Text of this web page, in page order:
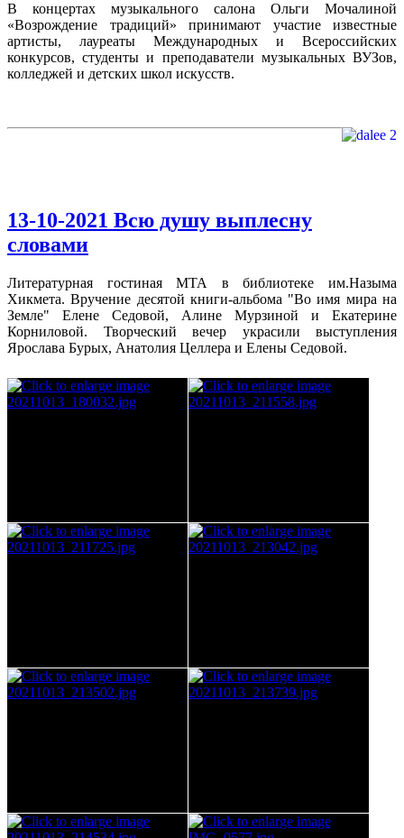
В концертах музыкального салона Ольги Мочалиной
«Возрождение традиций» принимают участие известные
артисты, лауреаты Международных и Всероссийских
конкурсов, студенты и преподаватели музыкальных ВУЗов,
колледжей и детских школ искусств.
13-10-2021 Всю душу выплесну
словами
Литературная гостиная МТА в библиотеке им.Назыма
Хикмета. Вручение десятой книги-альбома "Во имя мира на
Земле" Елене Седовой, Алине Мурзиной и Екатерине
Корниловой. Творческий вечер украсили выступления
Ярослава Бурых, Анатолия Целлера и Елены Седовой.